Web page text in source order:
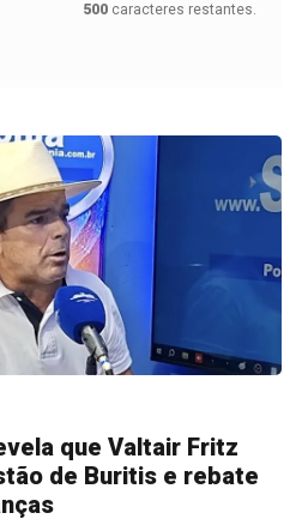
500 caracteres restantes.
que Valtair Fritz
de Buritis e rebate